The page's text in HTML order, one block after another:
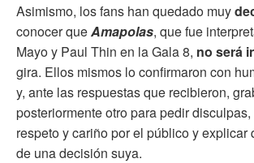
Asimismo, los fans han quedado muy
conocer queAmapolas, que fue
Mayo y Paul Thin en la Gala 8, no será
gira. Ellos mismos lo confirmaron con
y, ante las respuestas que recibieron,
posteriormente otro para pedir disculpas,
respeto y cariño por el público y explicar
de una decisión suya.